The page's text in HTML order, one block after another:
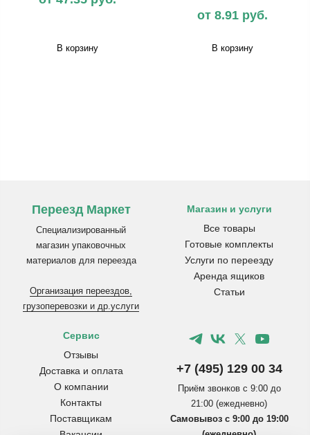
В корзину
от 8.91 руб.
В корзину
Переезд Маркет
Специализированный
магазин упаковочных
материалов для переезда
Организация переездов,
грузоперевозки и др.услуги
Магазин и услуги
Все товары
Готовые комплекты
Услуги по переезду
Аренда ящиков
Статьи
Сервис
Отзывы
Доставка и оплата
О компании
Контакты
Поставщикам
+7 (495) 129 00 34
Приём звонков с 9:00 до
21:00 (ежедневно)
Самовывоз с 9:00 до 19:00